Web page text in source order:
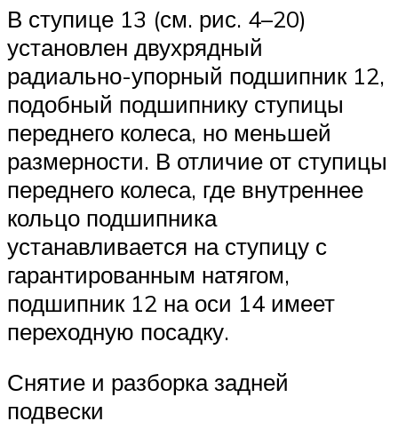
В ступице 13 (см. рис. 4–20)
установлен двухрядный
радиально-упорный подшипник 12,
подобный подшипнику ступицы
переднего колеса, но меньшей
размерности. В отличие от ступицы
переднего колеса, где внутреннее
кольцо подшипника
устанавливается на ступицу с
гарантированным натягом,
подшипник 12 на оси 14 имеет
переходную посадку.
Снятие и разборка задней
подвески